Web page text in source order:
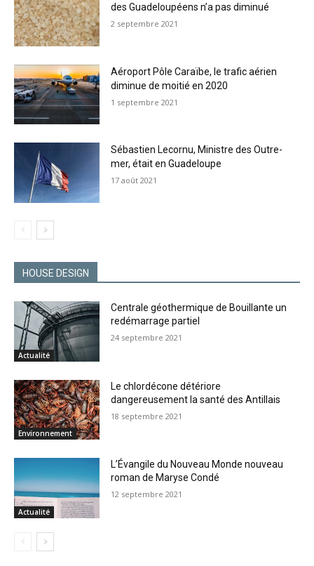
des Guadeloupéens n’a pas diminué
2 septembre 2021
Aéroport Pôle Caraïbe, le trafic aérien
diminue de moitié en 2020
1 septembre 2021
Sébastien Lecornu, Ministre des Outre-
mer, était en Guadeloupe
17 août 2021
HOUSE DESIGN
Actualité
Centrale géothermique de Bouillante un
redémarrage partiel
24 septembre 2021
Environnement
Le chlordécone détériore
dangereusement la santé des Antillais
18 septembre 2021
Actualité
L’Évangile du Nouveau Monde nouveau
roman de Maryse Condé
12 septembre 2021